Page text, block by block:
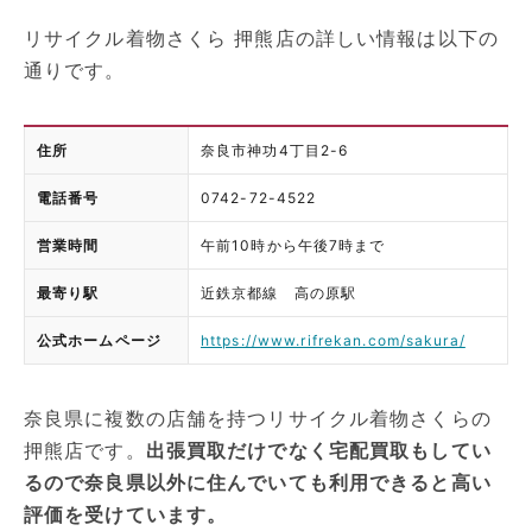
リサイクル着物さくら 押熊店の詳しい情報は以下の
通りです。
住所 奈良市神功4丁目2-6
電話番号 0742-72-4522
営業時間 午前10時から午後7時まで
最寄り駅 近鉄京都線 高の原駅
公式ホームページ https://www.rifrekan.com/sakura/
奈良県に複数の店舗を持つリサイクル着物さくらの
押熊店です。 出張買取だけでなく宅配買取もしてい
るので奈良県以外に住んでいても利用できると高い
評価を受けています。